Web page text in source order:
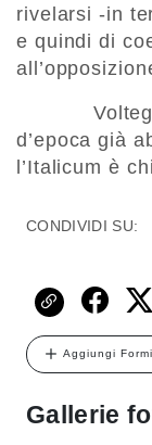
rivelarsi -in
e quindi di
Volteggi e
d’epoca già
l’Italicum è
CONDIVIDI SU:
Aggiungi
Gallerie